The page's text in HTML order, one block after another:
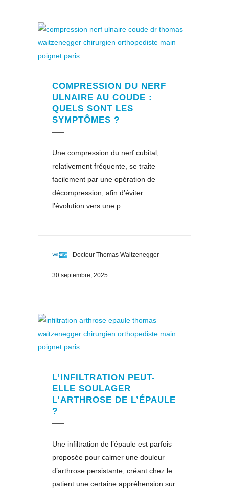
COMPRESSION DU NERF
ULNAIRE AU COUDE :
QUELS SONT LES
SYMPTÔMES ?
Une compression du nerf cubital,
relativement fréquente, se traite
facilement par une opération de
décompression, afin d’éviter
l’évolution vers une p
Docteur Thomas Waitzenegger
30 septembre, 2025
L’INFILTRATION PEUT-
ELLE SOULAGER
L’ARTHROSE DE L’ÉPAULE
?
Une infiltration de l’épaule est parfois
proposée pour calmer une douleur
d’arthrose persistante, créant chez le
patient une certaine appréhension sur